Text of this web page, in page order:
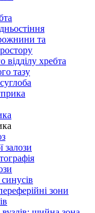
та
хребта
тазу
залози
зони